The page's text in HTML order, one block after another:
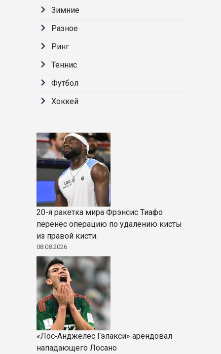
Зимние
Разное
Ринг
Теннис
Футбол
Хоккей
20-я ракетка мира Фрэнсис Тиафо
перенёс операцию по удалению кисты
из правой кисти.
08.08.2026
«Лос‑Анджелес Гэлакси» арендовал
нападающего Лосано